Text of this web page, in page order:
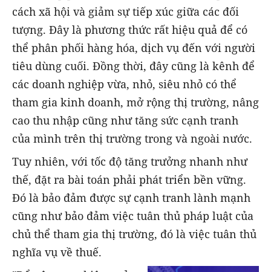
cách xã hội và giảm sự tiếp xúc giữa các đối
tượng. Đây là phương thức rất hiệu quả để có
thể phân phối hàng hóa, dịch vụ đến với người
tiêu dùng cuối. Đồng thời, đây cũng là kênh để
các doanh nghiệp vừa, nhỏ, siêu nhỏ có thể
tham gia kinh doanh, mở rộng thị trường, nâng
cao thu nhập cũng như tăng sức cạnh tranh
của mình trên thị trường trong và ngoài nước.
Tuy nhiên, với tốc độ tăng trưởng nhanh như
thế, đặt ra bài toán phải phát triển bền vững.
Đó là bảo đảm được sự cạnh tranh lành mạnh
cũng như bảo đảm việc tuân thủ pháp luật của
chủ thể tham gia thị trường, đó là việc tuân thủ
nghĩa vụ về thuế.